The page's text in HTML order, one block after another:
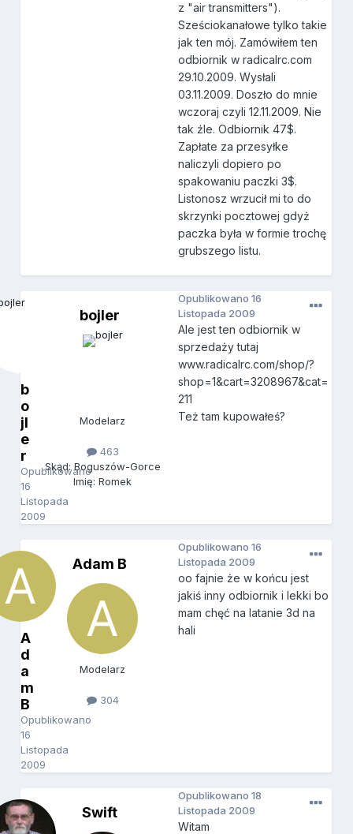
z "air transmitters").
Sześciokanałowe tylko takie
jak ten mój. Zamówiłem ten
odbiornik w radicalrc.com
29.10.2009. Wysłali
03.11.2009. Doszło do mnie
wczoraj czyli 12.11.2009. Nie
tak źle. Odbiornik 47$.
Zapłate za przesyłke
naliczyli dopiero po
spakowaniu paczki 3$.
Listonosz wrzucił mi to do
skrzynki pocztowej gdyż
paczka była w formie trochę
grubszego listu.
b
o
jl
e
r
Opublikowano
16
Listopada
2009
bojler
Modelarz
463
Skąd: Boguszów-Gorce
Imię: Romek
Opublikowano16
Listopada 2009
Ale jest ten odbiornik w
sprzedaży tutaj
www.radicalrc.com/shop/?
shop=1&cart=3208967&cat=
211
Też tam kupowałeś?
A
d
a
m
B
Opublikowano
16
Listopada
2009
Adam B
Modelarz
304
Opublikowano16
Listopada 2009
oo fajnie że w końcu jest
jakiś inny odbiornik i lekki bo
mam chęć na latanie 3d na
hali
Swift
Opublikowano18
Listopada 2009
Witam